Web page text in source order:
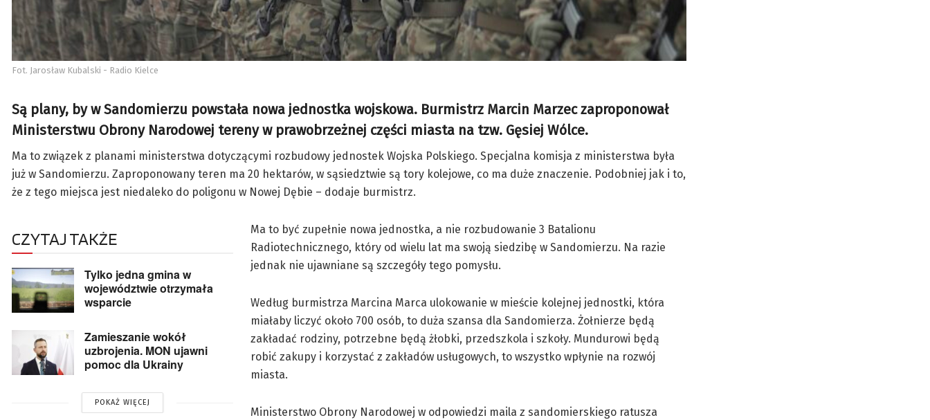
Fot. Jarosław Kubalski - Radio Kielce
Są plany, by w Sandomierzu powstała nowa jednostka wojskowa. Burmistrz Marcin Marzec zaproponował
Ministerstwu Obrony Narodowej tereny w prawobrzeżnej części miasta na tzw. Gęsiej Wólce.
Ma to związek z planami ministerstwa dotyczącymi rozbudowy jednostek Wojska Polskiego. Specjalna komisja z ministerstwa była
już w Sandomierzu. Zaproponowany teren ma 20 hektarów, w sąsiedztwie są tory kolejowe, co ma duże znaczenie. Podobniej jak i to,
że z tego miejsca jest niedaleko do poligonu w Nowej Dębie – dodaje burmistrz.
CZYTAJ TAKŻE
Tylko jedna gmina w
województwie otrzymała
wsparcie
Zamieszanie wokół
uzbrojenia. MON ujawni
pomoc dla Ukrainy
POKAŻ WIĘCEJ
Ma to być zupełnie nowa jednostka, a nie rozbudowanie 3 Batalionu
Radiotechnicznego, który od wielu lat ma swoją siedzibę w Sandomierzu. Na razie
jednak nie ujawniane są szczegóły tego pomysłu.
Według burmistrza Marcina Marca ulokowanie w mieście kolejnej jednostki, która
miałaby liczyć około 700 osób, to duża szansa dla Sandomierza. Żołnierze będą
zakładać rodziny, potrzebne będą żłobki, przedszkola i szkoły. Mundurowi będą
robić zakupy i korzystać z zakładów usługowych, to wszystko wpłynie na rozwój
miasta.
Ministerstwo Obrony Narodowej w odpowiedzi maila z sandomierskiego ratusza